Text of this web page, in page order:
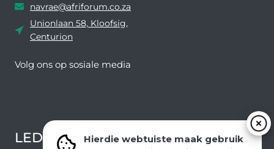
Hierdie webtuiste maak gebruik
navrae@afriforum.co.za
Unionlaan 58, Kloofsig,
Centurion
Volg ons ​​op sosiale media
LEDEVOORDELE NUUSBRIEF